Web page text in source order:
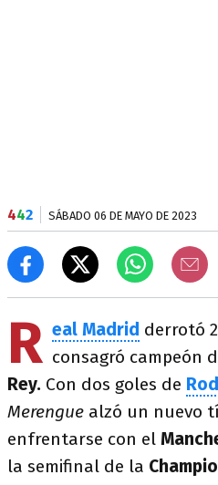
442 SÁBADO 06 DE MAYO DE 2023
R eal Madrid derrotó
consagró campeón
Rey. Con dos goles de
Merengue alzó un nuevo
enfrentarse con el
la semifinal de la